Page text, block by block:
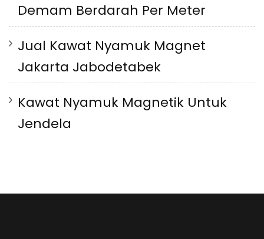
Demam Berdarah Per Meter
Jual Kawat Nyamuk Magnet
Jakarta Jabodetabek
Kawat Nyamuk Magnetik Untuk
Jendela